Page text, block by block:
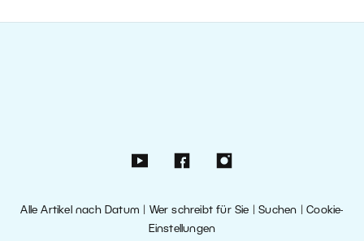
Alle Artikel nach Datum Wer schreibt für Sie |Suchen |Cookie-
Einstellungen